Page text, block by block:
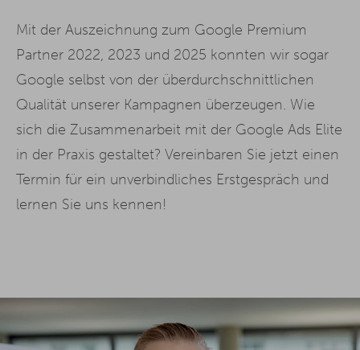
Mit der Auszeichnung zum Google Premium
Partner 2022, 2023 und 2025 konnten wir sogar
Google selbst von der überdurchschnittlichen
Qualität unserer Kampagnen überzeugen. Wie
sich die Zusammenarbeit mit der Google Ads Elite
in der Praxis gestaltet? Vereinbaren Sie jetzt einen
Termin für ein unverbindliches Erstgespräch und
lernen Sie uns kennen!